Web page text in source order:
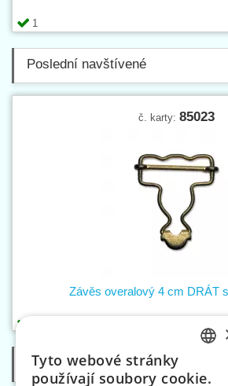
1
Poslední navštívené
č. karty: 85023
Závěs overalový 4 cm DRÁT
Kategorie
Tyto webové stránky
používají soubory cookie.